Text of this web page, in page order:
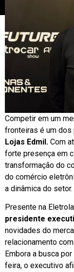
Competir em um
fronteiras é um
Lojas Edmil. Com
forte presença em
transformação do
do comércio
a dinâmica do setor.
Presente na
presidente
novidades do
relacionamento
Embora a busca
feira, o executivo